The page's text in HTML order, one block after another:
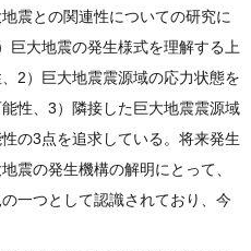
震との関連性についての研究に
巨大地震の発生様式を理解する上
2）巨大地震震源域の応力状態を
性、3）隣接した巨大地震震源域
の3点を追求している。将来発生
震の発生機構の解明にとって、
一つとして認識されており、今